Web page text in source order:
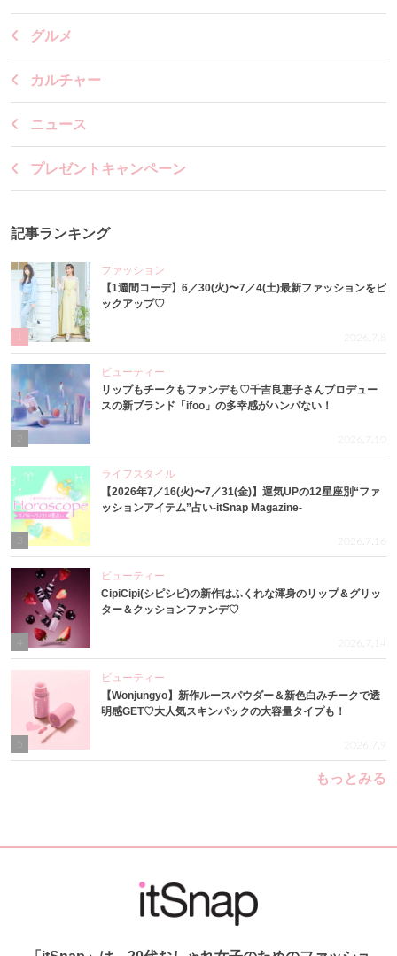
グルメ
カルチャー
ニュース
プレゼントキャンペーン
記事ランキング
ファッション
【1週間コーデ】6／30(火)〜7／4(土)最新ファッションをピ
ックアップ♡
2026.7.8
ビューティー
リップもチークもファンデも♡千吉良恵子さんプロデュー
スの新ブランド「ifoo」の多幸感がハンパない！
2026.7.10
3
ライフスタイル
【2026年7／16(火)〜7／31(金)】運気UPの12星座別“ファ
ッションアイテム”占い-itSnap Magazine-
2026.7.16
4
ビューティー
CipiCipi(シピシピ)の新作はふくれな渾身のリップ＆グリッ
ター＆クッションファンデ♡
2026.7.14
ビューティー
【Wonjungyo】新作ルースパウダー＆新色白みチークで透
明感GET♡大人気スキンパックの大容量タイプも！
2026.7.9
もっとみる